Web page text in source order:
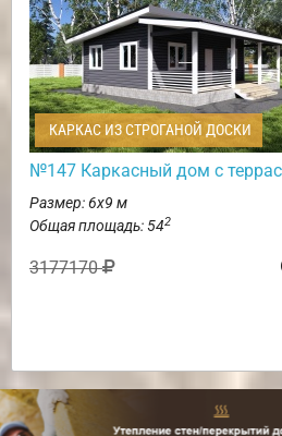
КАРКАС ИЗ СТРОГАНОЙ ДОСКИ
№147 Каркасный дом с
Размер: 6х9 м
Общая площадь: 542
3177170